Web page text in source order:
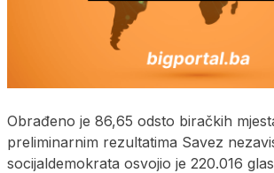
Obrađeno je 86,65 odsto biračkih
preliminarnim rezultatima Savez
socijaldemokrata osvojio je 220.016